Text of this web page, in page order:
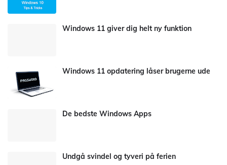
Windows 11 giver dig helt ny funktion
Windows 11 opdatering låser brugerne ude
De bedste Windows Apps
Undgå svindel og tyveri på ferien